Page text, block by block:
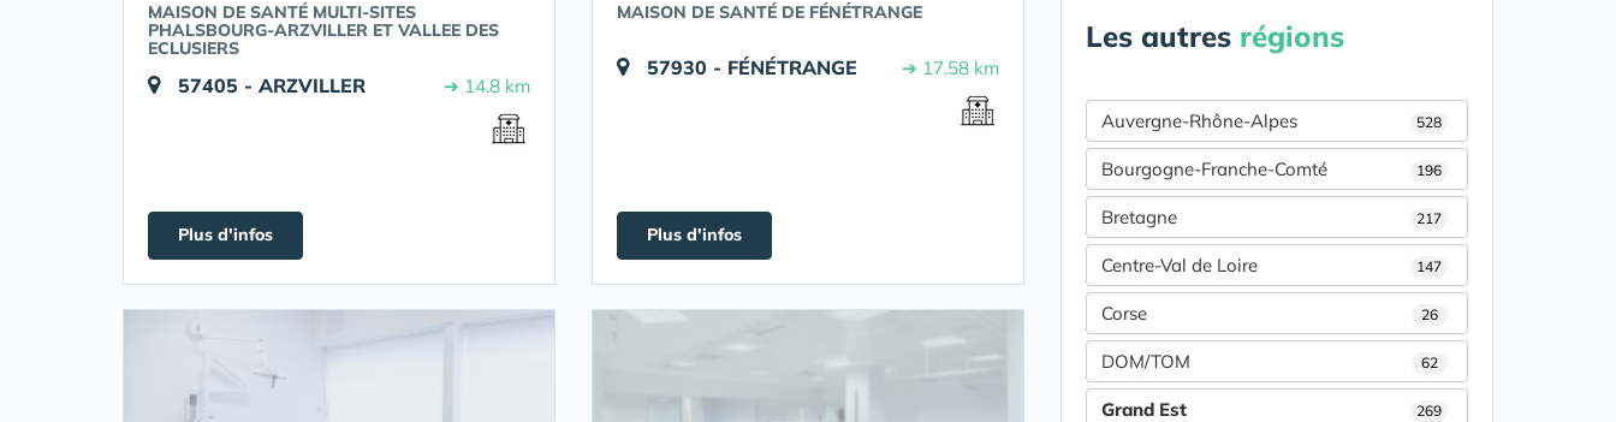
MAISON DE SANTÉ MULTI-SITES
PHALSBOURG-ARZVILLER ET VALLEE DES
ECLUSIERS
57405 - ARZVILLER ➔ 14.8 km
Plus d'infos
MAISON DE SANTÉ DE FÉNÉTRANGE
57930 - FÉNÉTRANGE ➔ 17.58 km
Plus d'infos
Les autres régions
Auvergne-Rhône-Alpes 528
Bourgogne-Franche-Comté 196
Bretagne 217
Centre-Val de Loire 147
Corse 26
DOM/TOM 62
Grand Est 269